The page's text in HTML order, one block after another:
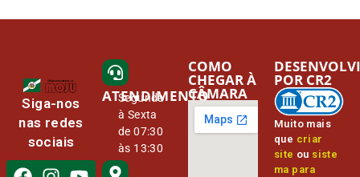
Siga-nos
nas redes
sociais
ATENDIMENTO
Segunda
à Sexta
de 07:30
às 13:30
COMO
CHEGAR À
CÂMARA
Muito mais
que criar
site ou siste
ma para
POR CR2